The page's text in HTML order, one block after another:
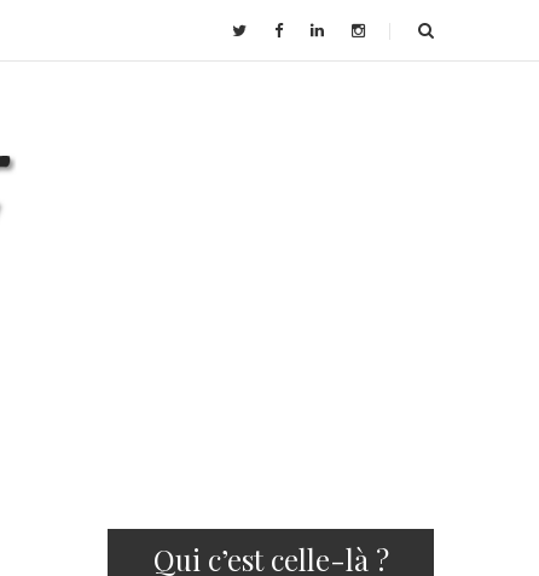
Qui c’est celle-là ?